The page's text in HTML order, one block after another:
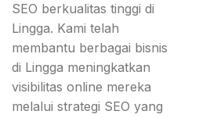
SEO berkualitas tinggi di
Lingga. Kami telah
membantu berbagai bisnis
di Lingga meningkatkan
visibilitas online mereka
melalui strategi SEO yang